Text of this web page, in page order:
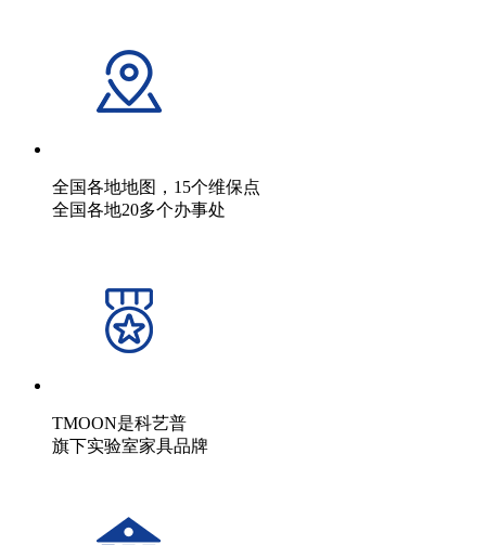
全国各地地图，15个维保点
全国各地20多个办事处
TMOON是科艺普
旗下实验室家具品牌